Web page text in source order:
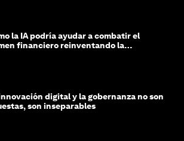
la IA podría ayudar a combatir el
financiero reinventando la
digital y la gobernanza no son
son inseparables